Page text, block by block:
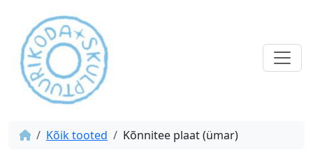
Kõik tooted Kõnnitee plaat (ümar)